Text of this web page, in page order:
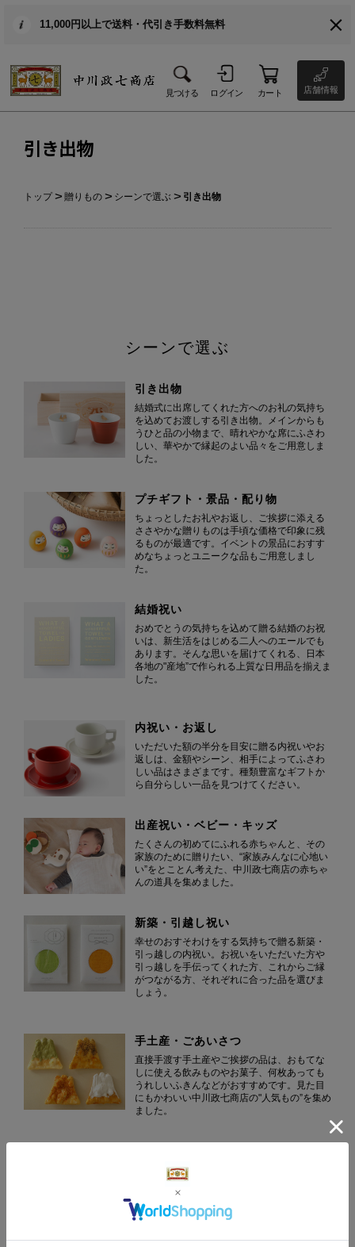
11,000円以上で送料・代引き手数料無料
見つける ログイン カート 店舗情報
引き出物
トップ 贈りもの シーンで選ぶ 引き出物
シーンで選ぶ
引き出物
結婚式に出席してくれた方へのお礼の気持ち
を込めてお渡しする引き出物。メインからも
うひと品の小物まで、晴れやかな席にふさわ
しい、華やかで縁起のよい品々をご用意しま
した。
プチギフト・景品・配り物
ちょっとしたお礼やお返し、ご挨拶に添える
ささやかな贈りものは手頃な価格で印象に残
るものが最適です。イベントの景品におすす
めなちょっとユニークな品もご用意しまし
た。
結婚祝い
おめでとうの気持ちを込めて贈る結婚のお祝
いは、新生活をはじめる二人へのエールでも
あります。そんな思いを届けてくれる、日本
各地の"産地”で作られる上質な日用品を揃えま
した。
内祝い・お返し
いただいた額の半分を目安に贈る内祝いやお
返しは、金額やシーン、相手によってふさわ
しい品はさまざまです。種類豊富なギフトか
ら自分らしい一品を見つけてください。
出産祝い・ベビー・キッズ
たくさんの初めてにふれる赤ちゃんと、その
家族のために贈りたい、“家族みんなに心地い
い”をとことん考えた、中川政七商店の赤ちゃ
んの道具を集めました。
新築・引越し祝い
幸せのおすそわけをする気持ちで贈る新築・
引っ越しの内祝い。お祝いをいただいた方や
引っ越しを手伝ってくれた方、これからご縁
がつながる方、それぞれに合った品を選びま
しょう。
手土産・ごあいさつ
直接手渡す手土産やご挨拶の品は、おもてな
しに使える飲みものやお菓子、何枚あっても
うれしいふきんなどがおすすめです。見た目
にもかわいい中川政七商店の"人気もの”を集め
ました。
中川政七商店を代表するアイテム、ふきんは
ちょっとした手みやげから、内祝いや御中
元・御歳暮まで幅広くお使いいただけます。
法事・香典返し